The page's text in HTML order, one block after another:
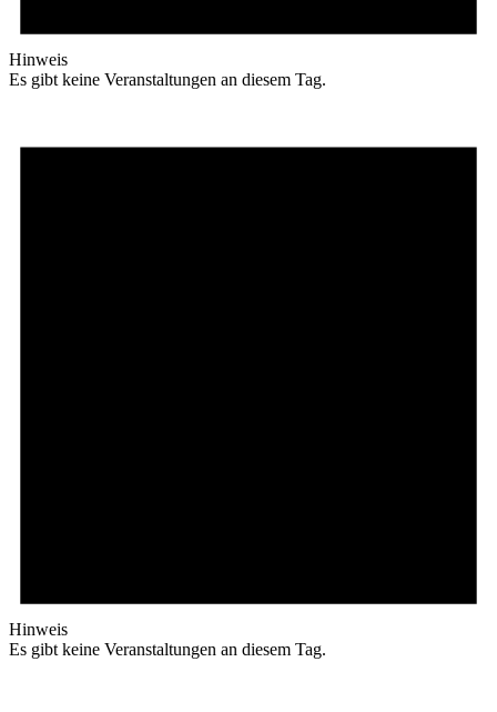
Hinweis
Es gibt keine Veranstaltungen an diesem Tag.
Hinweis
Es gibt keine Veranstaltungen an diesem Tag.